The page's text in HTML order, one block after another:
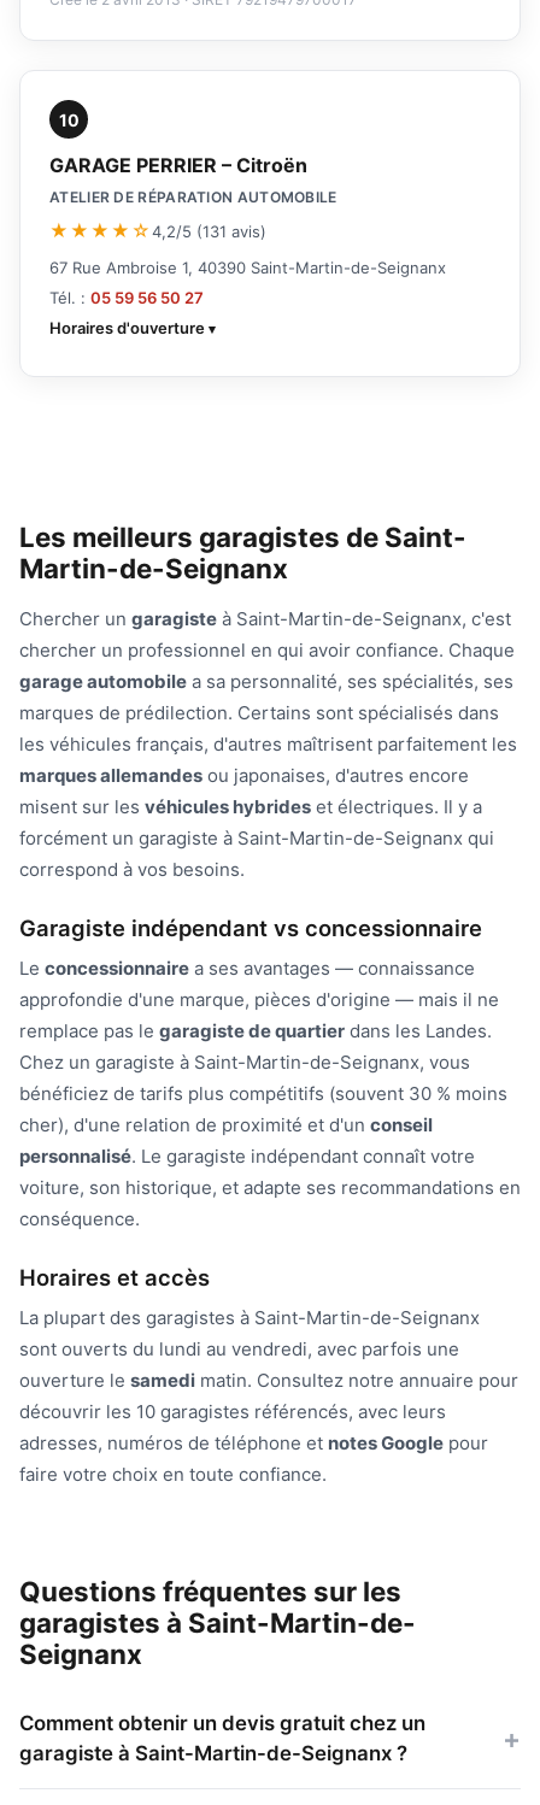
10
GARAGE PERRIER – Citroën
ATELIER DE RÉPARATION AUTOMOBILE
★★★★☆4,2/5 (131 avis)
67 Rue Ambroise 1, 40390 Saint-Martin-de-Seignanx
Tél. : 05 59 56 50 27
Horaires d'ouverture
Les meilleurs garagistes de Saint-
Martin-de-Seignanx
Chercher un garagiste à Saint-Martin-de-Seignanx, c'est
chercher un professionnel en qui avoir confiance. Chaque
garage automobile a sa personnalité, ses spécialités, ses
marques de prédilection. Certains sont spécialisés dans
les véhicules français, d'autres maîtrisent parfaitement les
marques allemandes ou japonaises, d'autres encore
misent sur les véhicules hybrides et électriques. Il y a
forcément un garagiste à Saint-Martin-de-Seignanx qui
correspond à vos besoins.
Garagiste indépendant vs concessionnaire
Le concessionnaire a ses avantages — connaissance
approfondie d'une marque, pièces d'origine — mais il ne
remplace pas le garagiste de quartier dans les Landes.
Chez un garagiste à Saint-Martin-de-Seignanx, vous
bénéficiez de tarifs plus compétitifs (souvent 30 % moins
cher), d'une relation de proximité et d'un conseil
personnalisé. Le garagiste indépendant connaît votre
voiture, son historique, et adapte ses recommandations en
conséquence.
Horaires et accès
La plupart des garagistes à Saint-Martin-de-Seignanx
sont ouverts du lundi au vendredi, avec parfois une
ouverture le samedi matin. Consultez notre annuaire pour
découvrir les 10 garagistes référencés, avec leurs
adresses, numéros de téléphone et notes Google pour
faire votre choix en toute confiance.
Questions fréquentes sur les
garagistes à Saint-Martin-de-
Seignanx
Comment obtenir un devis gratuit chez un
garagiste à Saint-Martin-de-Seignanx ?